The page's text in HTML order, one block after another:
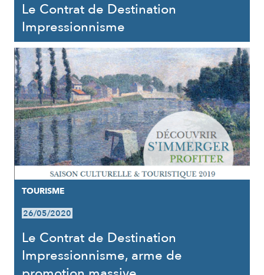
Le Contrat de Destination
Impressionnisme
TOURISME
26/05/2020
Le Contrat de Destination
Impressionnisme, arme de